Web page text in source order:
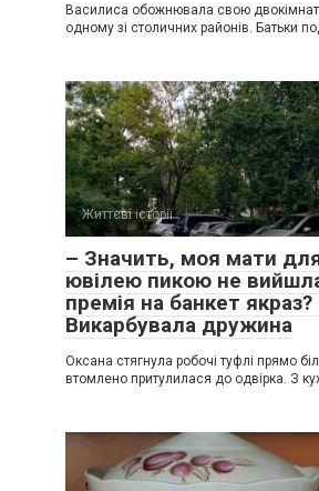
Василиса обожнювала свою
одному зі столичних районів. Батьки
Життєві історії
– Значить, моя мати
ювілею пикою не
премія на банкет якраз?
Викарбувала дружина
Оксана стягнула робочі туфлі прямо
втомлено притулилася до одвірка. З